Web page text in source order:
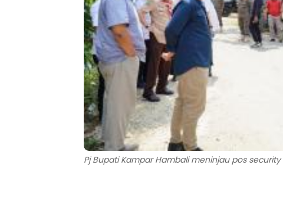
Pj Bupati Kampar Hambali meninjau pos